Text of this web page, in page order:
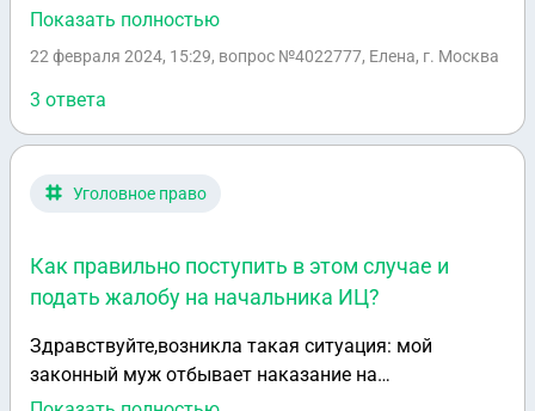
этой суммы 92.000 был исполнительский сбор.
итогу которого банк отозвал решение суда и
исполнительное производство было прекращено.
Возможно ли отменить исполнительский сбор в
Показать полностью
22 февраля 2024, 15:29, вопрос №4022777, Елена, г. Москва
3 ответа
Уголовное право
Как правильно поступить в этом случае и
подать жалобу на начальника ИЦ?
Здравствуйте,возникла такая ситуация: мой
законный муж отбывает наказание на
принудительных работах,написал заявление на